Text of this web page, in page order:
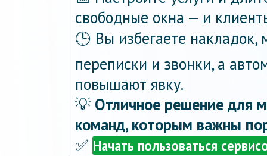
свободные окна — и
🕒 Вы избегаете
переписки и звонки, а
повышают явку.
💡 Отличное решение для
команд, которым важны
✅ Начать пользоваться